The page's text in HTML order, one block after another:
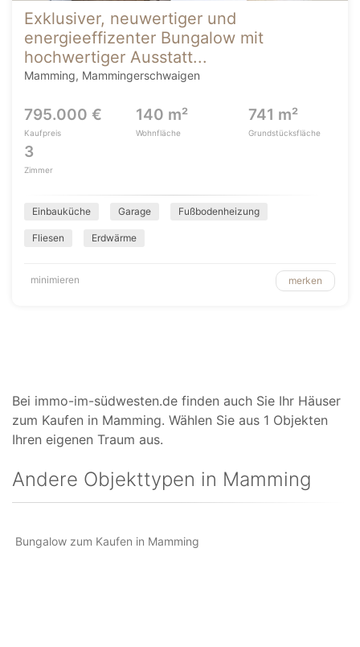
Exklusiver, neuwertiger und
energieeffizenter Bungalow mit
hochwertiger Ausstatt...
Mamming, Mammingerschwaigen
795.000 €
Kaufpreis
140 m²
Wohnfläche
741 m²
Grundstücksfläche
3
Zimmer
Einbauküche Garage Fußbodenheizung
Fliesen Erdwärme
minimieren merken
Bei immo-im-südwesten.de finden auch Sie Ihr Häuser
zum Kaufen in Mamming. Wählen Sie aus 1 Objekten
Ihren eigenen Traum aus.
Andere Objekttypen in Mamming
Bungalow zum Kaufen in Mamming